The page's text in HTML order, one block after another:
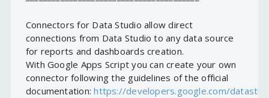
Connectors for Data Studio allow direct
connections from Data Studio to any data source
for reports and dashboards creation.
With Google Apps Script you can create your own
connector following the guidelines of the official
documentation:https://developers.google.com/